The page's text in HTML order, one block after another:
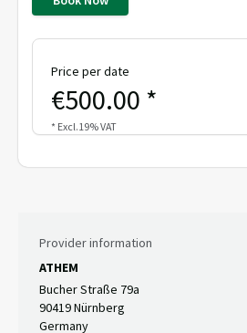
Price per date
€500.00 *
* Excl.19% VAT
Provider information
ATHEM
Bucher Straße 79a
90419 Nürnberg
Germany